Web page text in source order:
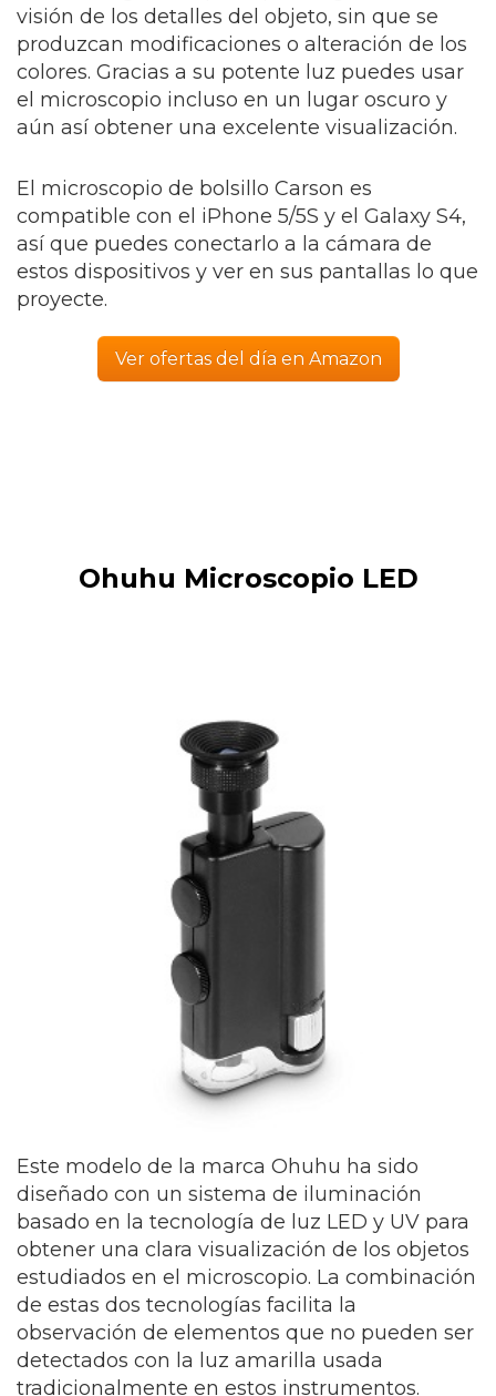
visión de los detalles del objeto, sin que se
produzcan modificaciones o alteración de los
colores. Gracias a su potente luz puedes usar
el microscopio incluso en un lugar oscuro y
aún así obtener una excelente visualización.
El microscopio de bolsillo Carson es
compatible con el iPhone 5/5S y el Galaxy S4,
así que puedes conectarlo a la cámara de
estos dispositivos y ver en sus pantallas lo que
proyecte.
Ver ofertas del día en Amazon
Ohuhu Microscopio LED
Este modelo de la marca Ohuhu ha sido
diseñado con un sistema de iluminación
basado en la tecnología de luz LED y UV para
obtener una clara visualización de los objetos
estudiados en el microscopio. La combinación
de estas dos tecnologías facilita la
observación de elementos que no pueden ser
detectados con la luz amarilla usada
tradicionalmente en estos instrumentos.